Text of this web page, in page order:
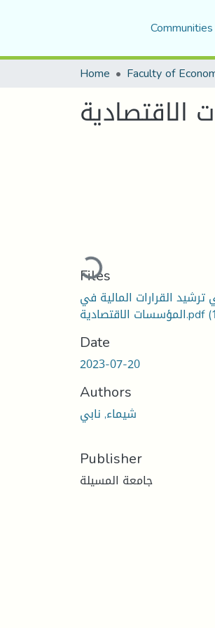
Home
الاقتصادية
Loading...
Files
ترشيد القرارات المالية في
المؤسسات الاقتصادية.pdf
Date
2023-07-20
Authors
شيماء, نابي
Publisher
جامعة المسيلة